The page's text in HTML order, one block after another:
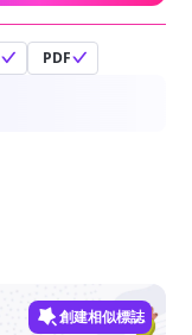
PDF
創建相似標誌